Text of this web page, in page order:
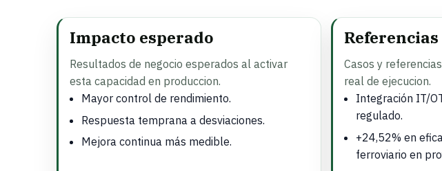
Impacto esperado
Resultados de negocio esperados al activar
esta capacidad en produccion.
Mayor control de rendimiento.
Respuesta temprana a desviaciones.
Mejora continua más medible.
Casos y
real de ejecucion.
Integración IT/
regulado.
+24,52% en
ferroviario en